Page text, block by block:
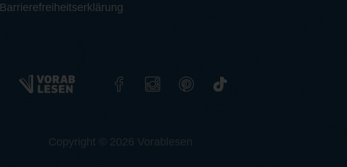
Barrierefreiheitserklärung
Copyright © 2026 Vorablesen